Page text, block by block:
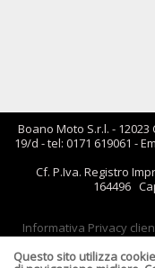
Boano Moto S.r.l. -
19/d - tel: 0171 619061 -
Cf. P.Iva. Registro
164496
Informativa Privacy
coloro che
Questo sito utilizza